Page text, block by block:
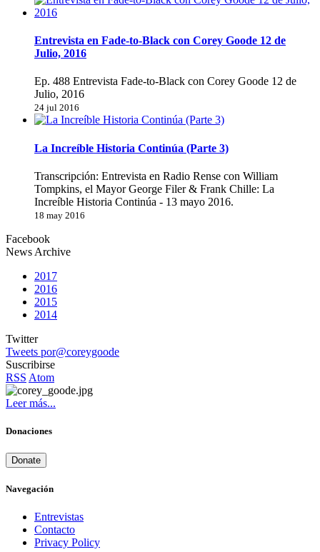
Entrevista en Fade-to-Black con Corey Goode 12 de
Julio, 2016
Ep. 488 Entrevista Fade-to-Black con Corey Goode 12 de
Julio, 2016
24 jul 2016
La Increíble Historia Continúa (Parte 3)
Transcripción: Entrevista en Radio Rense con William
Tompkins, el Mayor George Filer & Frank Chille: La
Increíble Historia Continúa - 13 mayo 2016.
18 may 2016
Facebook
News Archive
2017
2016
2015
2014
Twitter
Tweets por@coreygoode
Suscribirse
RSS Atom
Leer más...
Donaciones
Donate
Navegación
Entrevistas
Contacto
Privacy Policy